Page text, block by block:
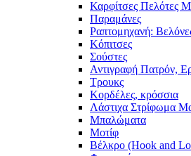
Καρφίτσες Πελότες
Παραμάνες
Ραπτομηχανή:
Κόπιτσες
Σούστες
Αντιγραφή Πατρόν,
Τρουκς
Κορδέλες, κρόσσια
Λάστιχα Στρίφωμα
Μπαλώματα
Mοτίφ
Βέλκρο (Hook and